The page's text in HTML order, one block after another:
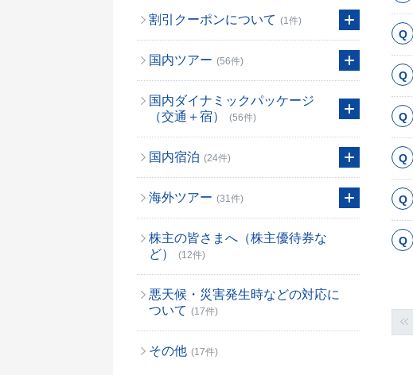
割引クーポンについて (1件)
国内ツアー (56件)
国内ダイナミックパッケージ
（交通＋宿）
(56件)
国内宿泊 (24件)
海外ツアー (31件)
株主の皆さまへ（株主優待券な
ど）
(12件)
悪天候・災害発生時などの対応に
ついて (17件)
その他 (17件)